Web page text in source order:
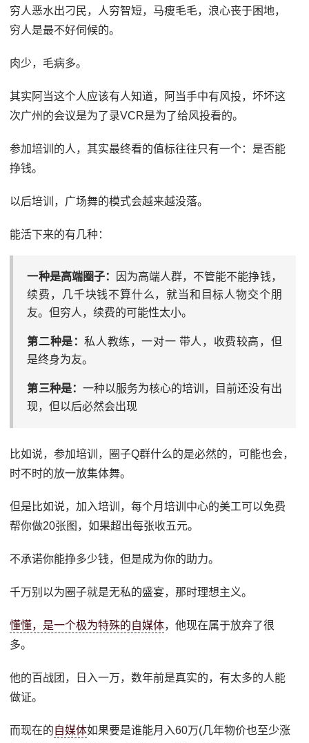
穷人恶水出刁民，人穷智短，马瘦毛毛，浪心丧于困地，
穷人是最不好伺候的。
肉少，毛病多。
其实阿当这个人应该有人知道，阿当手中有风投，坏坏这
次广州的会议是为了录VCR是为了给风投看的。
参加培训的人，其实最终看的值标往往只有一个：是否能
挣钱。
以后培训，广场舞的模式会越来越没落。
能活下来的有几种：
一种是高端圈子：
因为高端人群，不管能不能挣钱，
续费，几千块钱不算什么，就当和目标人物交个朋
友。但穷人，续费的可能性太小。
第二种是：私人教练，一对一 带人，收费较高，但
是终身为友。
第三种是： 一种以服务为核心的培训，目前还没有出
现，但以后必然会出现
比如说，参加培训，圈子Q群什么的是必然的，可能也会，
时不时的放一放集体舞。
但是比如说，加入培训，每个月培训中心的美工可以免费
帮你做20张图，如果超出每张收五元。
不承诺你能挣多少钱，但是成为你的助力。
千万别以为圈子就是无私的盛宴，那时理想主义。
懂懂，是一个极为特殊的自媒体，他现在属于放弃了很
多。
他的百战团，日入一万，数年前是真实的，有太多的人能
做证。
而现在的自媒体如果要是谁能月入60万(几年物价也至少涨